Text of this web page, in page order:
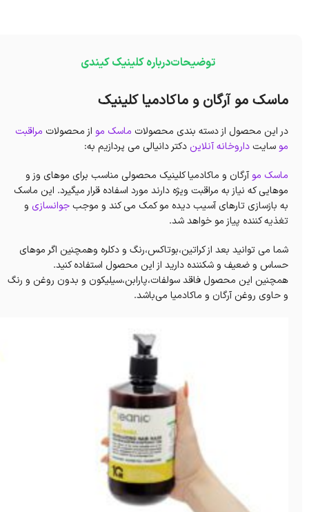
توضیحاتدرباره کلینیک کیندی
ماسک مو آرگان و ماکادمیا کلینیک
در این محصول از دسته بندی محصولات ماسک مو از محصولات مراقبت
مو سایتداروخانه آنلاین دکتر دانیالی می پردازیم به:
ماسک مو آرگان و ماکادمیا کلینیک محصولی مناسب برای موهای وز و
موهایی که نیاز به مراقبت ویژه دارند مورد اسفاده قرار میگیرد. این ماسک
به بازسازی تارهای آسیب دیده مو کمک می کند و موجبجوانسازی و
تغذیه کننده پیاز مو خواهد شد.
شما می توانید بعد از کراتین،بوتاکس،رنگ و دکلره وهمچنین اگر موهای
حساس و ضعیف و شکننده دارید از این محصول استفاده کنید.
همچنین این محصول فاقد سولفات،پارابن،سیلیکون و بدون روغن و رنگ
و حاوی روغن آرگان و ماکادمیا می‌باشد.